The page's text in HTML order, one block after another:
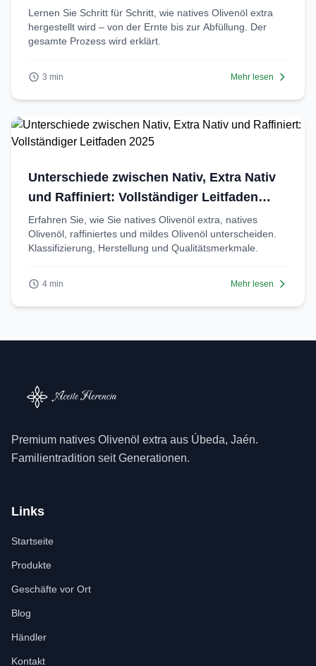
Leitfaden 2025
Lernen Sie Schritt für Schritt, wie natives Olivenöl extra
hergestellt wird – von der Ernte bis zur Abfüllung. Der
gesamte Prozess wird erklärt.
3 min Mehr lesen
Unterschiede zwischen Nativ, Extra Nativ
und Raffiniert: Vollständiger Leitfaden
2025
Erfahren Sie, wie Sie natives Olivenöl extra, natives
Olivenöl, raffiniertes und mildes Olivenöl unterscheiden.
Klassifizierung, Herstellung und Qualitätsmerkmale.
4 min Mehr lesen
Premium natives Olivenöl extra aus Úbeda, Jaén.
Familientradition seit Generationen.
Links
Startseite
Produkte
Geschäfte vor Ort
Blog
Händler
Kontakt